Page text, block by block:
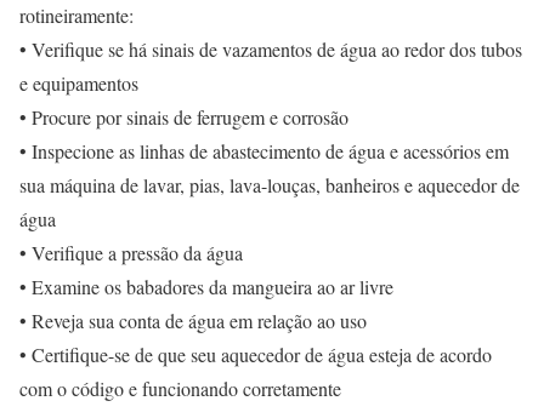
rotineiramente:
• Verifique se há sinais de vazamentos de água ao redor dos tubos
e equipamentos
• Procure por sinais de ferrugem e corrosão
• Inspecione as linhas de abastecimento de água e acessórios em
sua máquina de lavar, pias, lava-louças, banheiros e aquecedor de
água
• Verifique a pressão da água
• Examine os babadores da mangueira ao ar livre
• Reveja sua conta de água em relação ao uso
• Certifique-se de que seu aquecedor de água esteja de acordo
com o código e funcionando corretamente